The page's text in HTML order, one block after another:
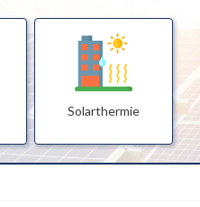
Solarthermie